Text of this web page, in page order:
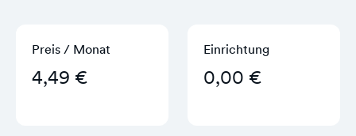
Preis / Monat
4,49 €
Einrichtung
0,00 €